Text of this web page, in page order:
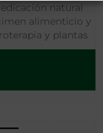
natural
alimenticio y
y plantas
de la causa de